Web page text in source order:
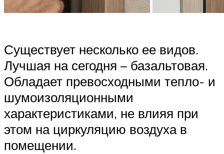
Существует несколько ее видов.
Лучшая на сегодня – базальтовая.
Обладает превосходными тепло- и
шумоизоляционными
характеристиками, не влияя при
этом на циркуляцию воздуха в
помещении.